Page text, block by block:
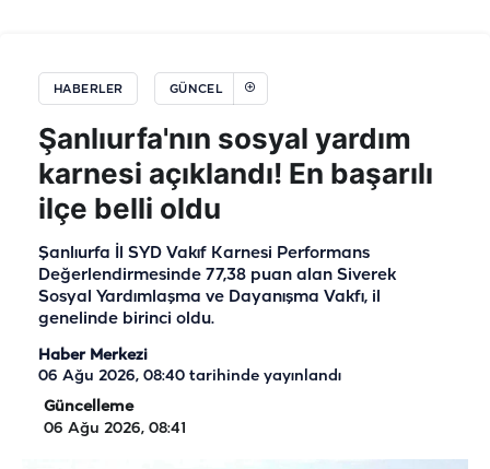
HABERLER GÜNCEL
Şanlıurfa'nın sosyal yardım
karnesi açıklandı! En başarılı
ilçe belli oldu
Şanlıurfa İl SYD Vakıf Karnesi Performans
Değerlendirmesinde 77,38 puan alan Siverek
Sosyal Yardımlaşma ve Dayanışma Vakfı, il
genelinde birinci oldu.
Haber Merkezi
06 Ağu 2026, 08:40 tarihinde yayınlandı
Güncelleme
06 Ağu 2026, 08:41